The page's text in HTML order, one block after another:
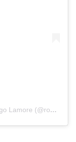
Uma publicação compartilhada por Rodrigo Lamore (@rodrigolamorerock)